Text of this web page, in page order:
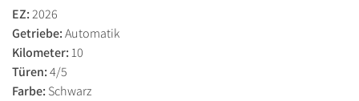
EZ:2026
Getriebe:Automatik
Kilometer: 10
Türen:4/5
Farbe: Schwarz